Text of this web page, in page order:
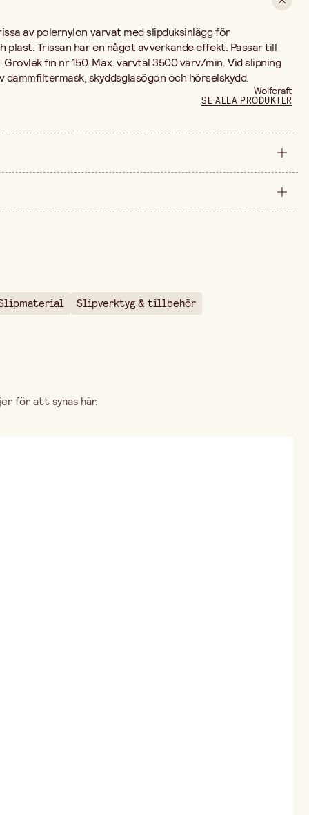
av polernylon varvat med slipduksinlägg för
Trissan har en något avverkande effekt. Passar till
fin nr 150. Max. varvtal 3500 varv/min. Vid slipning
dammfiltermask, skyddsglasögon och hörselskydd.
Wolfcraft
SE ALLA PRODUKTER
styck
Slipverktyg & tillbehör
för att synas här.